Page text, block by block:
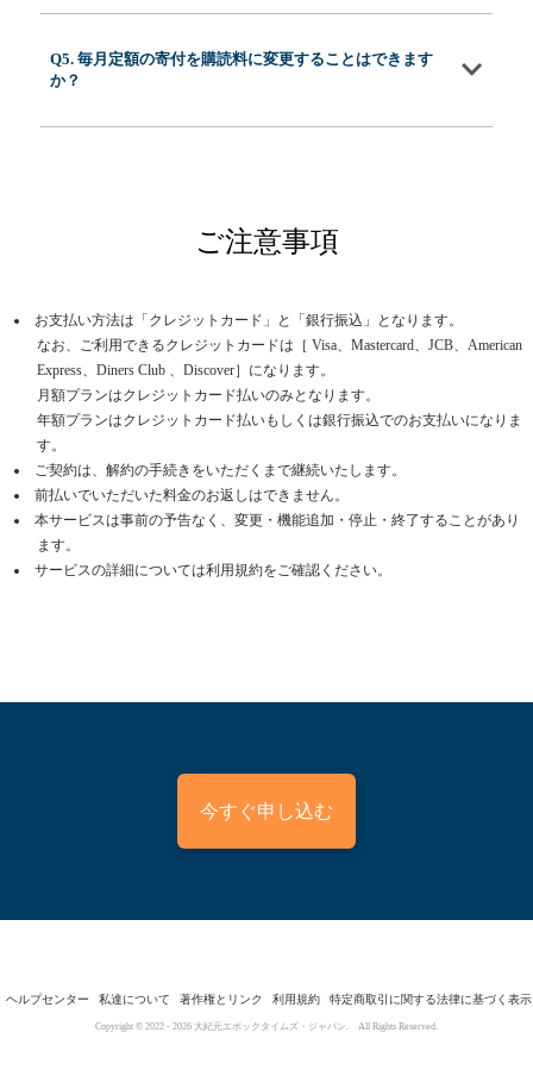
Q5. 毎月定額の寄付を購読料に変更することはできます
か？
ご注意事項
お支払い方法は「クレジットカード」と「銀行振込」となります。
なお、ご利用できるクレジットカードは［ Visa、Mastercard、JCB、American
Express、Diners Club 、Discover］になります。
月額プランはクレジットカード払いのみとなります。
年額プランはクレジットカード払いもしくは銀行振込でのお支払いになりま
す。
ご契約は、解約の手続きをいただくまで継続いたします。
前払いでいただいた料金のお返しはできません。
本サービスは事前の予告なく、変更・機能追加・停止・終了することがあり
ます。
サービスの詳細については利用規約をご確認ください。
今すぐ申し込む
ヘルプセンター 私達について 著作権とリンク 利用規約 特定商取引に関する法律に基づく表示
Copyright © 2022 - 2026 大紀元エポックタイムズ・ジャパン. All Rights Reserved.